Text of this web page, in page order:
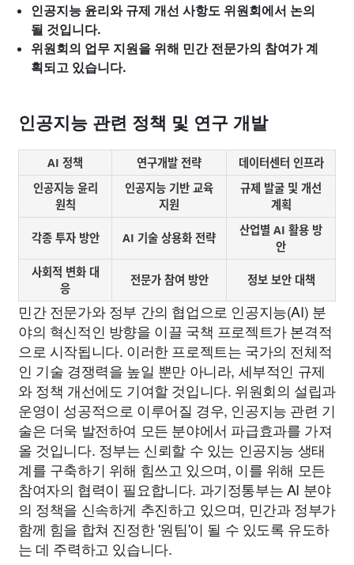
인공지능 윤리와 규제 개선 사항도 위원회에서 논의
될 것입니다.
위원회의 업무 지원을 위해 민간 전문가의 참여가 계
획되고 있습니다.
인공지능 관련 정책 및 연구 개발
AI 정책 연구개발 전략
데이터센터 인프라
인공지능 윤리
원칙
인공지능 기반 교육
지원
규제 발굴 및 개선
계획
각종 투자 방안 AI 기술 상용화 전략
산업별 AI 활용 방
안
사회적 변화 대
응
전문가 참여 방안 정보 보안 대책
민간 전문가와 정부 간의 협업으로 인공지능(AI) 분
야의 혁신적인 방향을 이끌 국책 프로젝트가 본격적
으로 시작됩니다. 이러한 프로젝트는 국가의 전체적
인 기술 경쟁력을 높일 뿐만 아니라, 세부적인 규제
와 정책 개선에도 기여할 것입니다. 위원회의 설립과
운영이 성공적으로 이루어질 경우, 인공지능 관련 기
술은 더욱 발전하여 모든 분야에서 파급효과를 가져
올 것입니다. 정부는 신뢰할 수 있는 인공지능 생태
계를 구축하기 위해 힘쓰고 있으며, 이를 위해 모든
참여자의 협력이 필요합니다. 과기정통부는 AI 분야
의 정책을 신속하게 추진하고 있으며, 민간과 정부가
함께 힘을 합쳐 진정한 '원팀'이 될 수 있도록 유도하
는 데 주력하고 있습니다.